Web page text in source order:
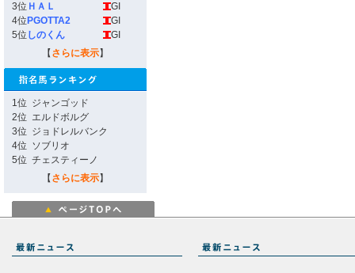
3位 ＨＡＬ
GI
4位 PGOTTA2
GI
5位 しのくん
GI
【 さらに表示】
1位 ジャンゴッド
2位 エルドボルグ
3位 ジョドレルバンク
4位 ソブリオ
5位 チェスティーノ
【 さらに表示】